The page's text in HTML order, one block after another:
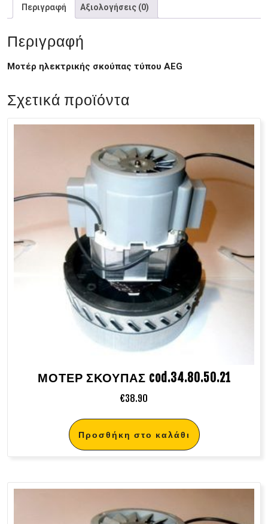
Περιγραφή Αξιολογήσεις (0)
Περιγραφή
Μοτέρ ηλεκτρικής σκούπας τύπου AEG
Σχετικά προϊόντα
ΜΟΤΕΡ ΣΚΟΥΠΑΣ cod.34.80.50.21
€38.90
Προσθήκη στο καλάθι